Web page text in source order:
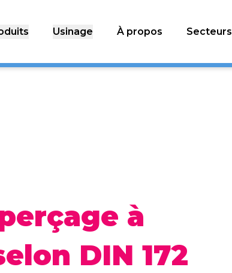
Usinage À propos Secteurs
à
DIN 172